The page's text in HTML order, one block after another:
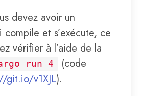
devez avoir un
compile et s’exécute, ce
vérifier à l’aide de la
run 4
(code
git.io/v1XJL).